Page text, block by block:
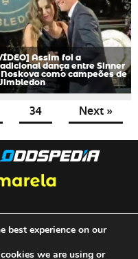
Assim foi a
dança entre Sinner
Noskova como campeões de
34 Next »
best experience on our
we are using or